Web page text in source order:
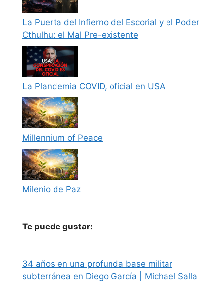
La Puerta del Infierno del Escorial y el Poder
Cthulhu: el Mal Pre-existente
La Plandemia COVID, oficial en USA
Millennium of Peace
Milenio de Paz
Te puede gustar:
34 años en una profunda base militar
subterránea en Diego García | Michael Salla